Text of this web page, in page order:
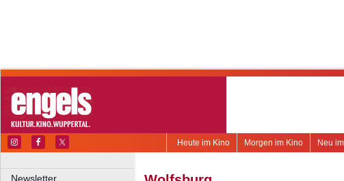
Neu
Morgen im Kino
Heute im Kino
Newsletter.